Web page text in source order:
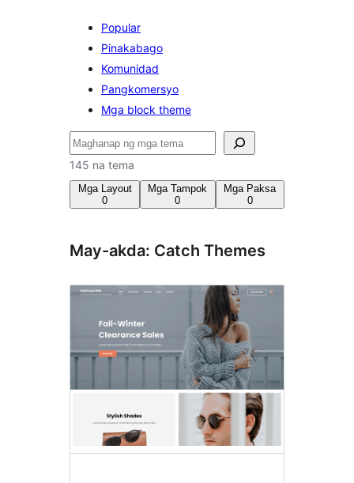
Popular
Pinakabago
Komunidad
Pangkomersyo
Mga block theme
Maghanap
145 na tema
Mga Layout
0
Mga Tampok
0
Mga Paksa
0
May-akda: Catch Themes